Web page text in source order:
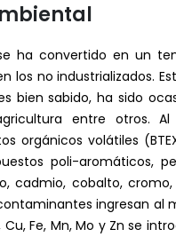
ha convertido en un
no industrializados.
bien sabido, ha sido
entre otros. Al
volátiles
poli-aromáticos,
cadmio, cobalto,
ingresan al
Fe, Mn, Mo y Zn se